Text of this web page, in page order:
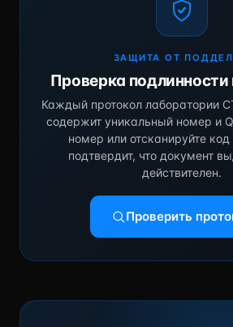
ЗАЩИТА ОТ
Проверка подлинности
Каждый протокол лаборатории
содержит уникальный номер и
номер или отсканируйте
подтвердит, что документ
действителен.
Проверить